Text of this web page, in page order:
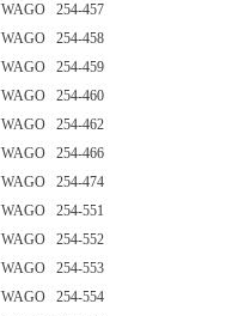
WAGO 254-457
WAGO 254-458
WAGO 254-459
WAGO 254-460
WAGO 254-462
WAGO 254-466
WAGO 254-474
WAGO 254-551
WAGO 254-552
WAGO 254-553
WAGO 254-554